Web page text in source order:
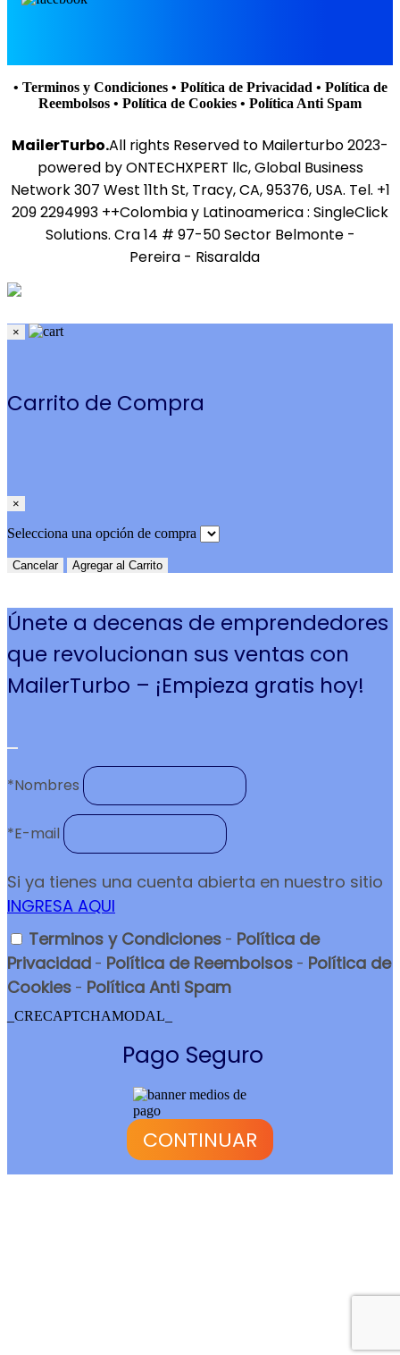
• Terminos y Condiciones • Política de Privacidad • Política de
Reembolsos • Política de Cookies • Política Anti Spam
MailerTurbo.All rights Reserved to Mailerturbo 2023-
powered by ONTECHXPERT llc, Global Business
Network 307 West 11th St, Tracy, CA, 95376, USA. Tel. +1
209 2294993 ++Colombia y Latinoamerica : SingleClick
Solutions. Cra 14 # 97-50 Sector Belmonte -
Pereira - Risaralda
×
Carrito de Compra
×
Selecciona una opción de compra
Cancelar Agregar al Carrito
Únete a decenas de emprendedores
que revolucionan sus ventas con
MailerTurbo – ¡Empieza gratis hoy!
*Nombres
*E-mail
Si ya tienes una cuenta abierta en nuestro sitio
INGRESA AQUI
Terminos y Condiciones - Política de
Privacidad - Política de Reembolsos - Política de
Cookies - Política Anti Spam
_CRECAPTCHAMODAL_
Pago Seguro
CONTINUAR